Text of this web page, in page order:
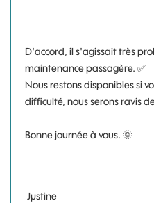
D'accord, il s'agissait très
maintenance passagère. ✅
Nous restons disponibles si
difficulté, nous serons ravis
Bonne journée à vous. 🌞
Jµstine